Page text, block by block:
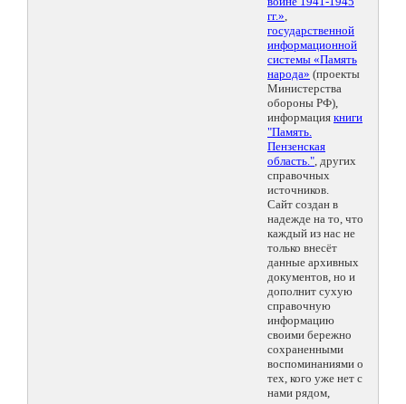
гг.»,
государственной
информационной
системы «Память
народа» (проекты
Министерства
обороны РФ),
информация книги
"Память.
Пензенская
область.", других
справочных
источников.
Сайт создан в
надежде на то, что
каждый из нас не
только внесёт
данные архивных
документов, но и
дополнит сухую
справочную
информацию
своими бережно
сохраненными
воспоминаниями о
тех, кого уже нет с
нами рядом,